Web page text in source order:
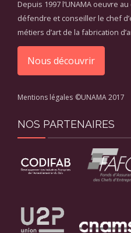
Depuis 1997 l’UNAMA oeuvre
défendre et conseiller le chef
métiers d’art de la fabrication
Nous découvrir
Mentions légales ©UNAMA 2017
NOS PARTENAIRES